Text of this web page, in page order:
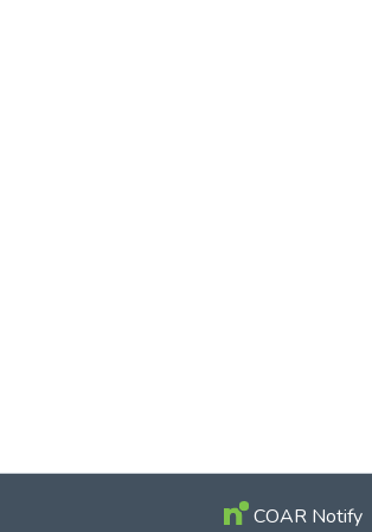
COAR Notify